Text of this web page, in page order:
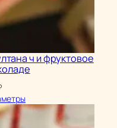
ч и фруктовое